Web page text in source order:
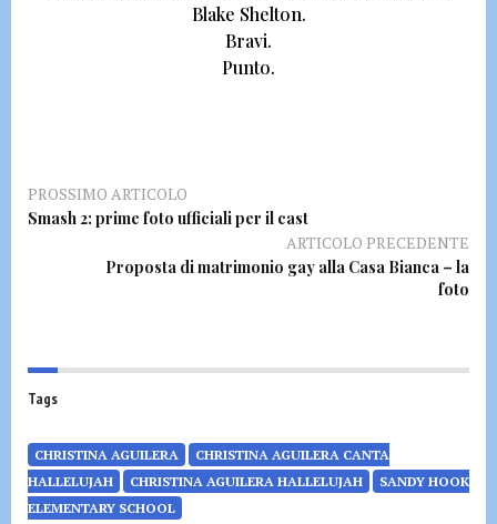
Blake Shelton.
Bravi.
Punto.
PROSSIMO ARTICOLO
Smash 2: prime foto ufficiali per il cast
ARTICOLO PRECEDENTE
Proposta di matrimonio gay alla Casa Bianca – la
foto
Tags
CHRISTINA AGUILERA
CHRISTINA AGUILERA CANTA
HALLELUJAH
CHRISTINA AGUILERA HALLELUJAH
SANDY HOOK
ELEMENTARY SCHOOL